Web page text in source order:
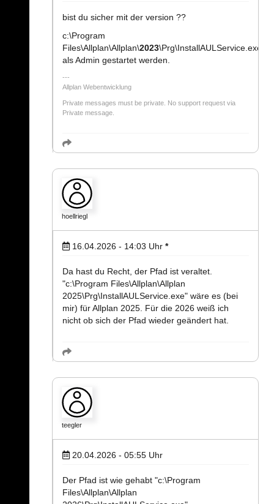
bist du sicher mit der version ??
c:\Program
Files\Allplan\Allplan\2023\Prg\InstallAULService.exe
als Admin gestartet werden.
Allplan Webentwicklung
Private messages must be private. No support request via
Private message.
hoellriegl
16.04.2026 - 14:03 Uhr *
Da hast du Recht, der Pfad ist veraltet.
"c:\Program Files\Allplan\Allplan
2025\Prg\InstallAULService.exe" wäre es (bei
mir) für Allplan 2025. Für die 2026 weiß ich
nicht ob sich der Pfad wieder geändert hat.
teegler
20.04.2026 - 05:55 Uhr
Der Pfad ist wie gehabt "c:\Program
Files\Allplan\Allplan